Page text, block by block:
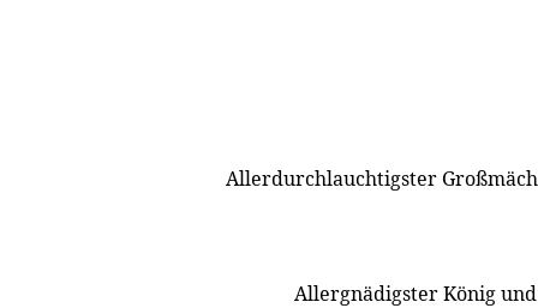
Allerdurchlauchtigster
Allergnädigster König